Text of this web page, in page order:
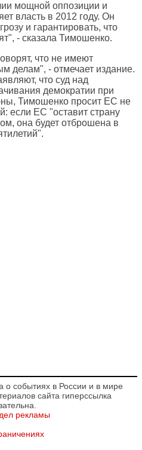
мощной оппозиции и
власть в 2012 году. Он
и гарантировать, что
- сказала Тимошенко.
что не имеют
делам", - отмечает издание.
что суд над
демократии при
Тимошенко просит ЕС не
если ЕС "оставит страну
она будет отброшена в
о событиях в России и в мире
сайта гиперссылка
рекламы